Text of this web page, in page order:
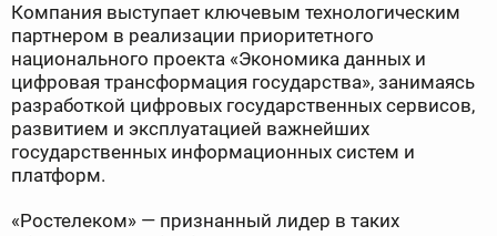
Компания выступает ключевым технологическим
партнером в реализации приоритетного
национального проекта «Экономика данных и
цифровая трансформация государства», занимаясь
разработкой цифровых государственных сервисов,
развитием и эксплуатацией важнейших
государственных информационных систем и
платформ.
«Ростелеком» — признанный лидер в таких